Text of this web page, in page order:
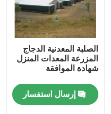
المنزل
الصلبة المعدنية الدجاج
المزرعة المعدات المنزل
شهادة الموافقة
إرسال استفسار